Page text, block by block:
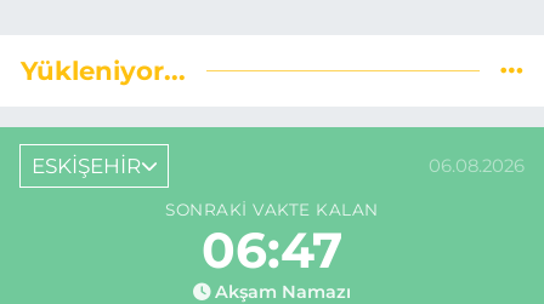
Yükleniyor...
ESKİŞEHİR 06.08.2026
SONRAKI VAKTE KALAN
06:46
Akşam Namazı